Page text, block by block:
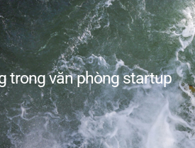
trong văn phòng startup